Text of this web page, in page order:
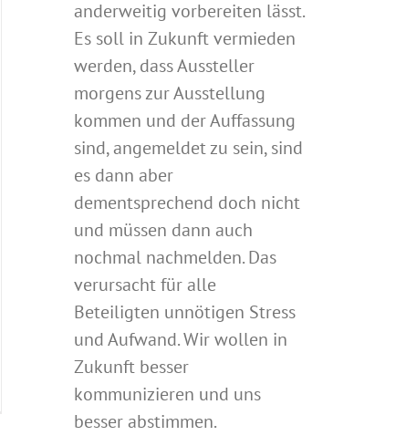
anderweitig vorbereiten lässt.
Es soll in Zukunft vermieden
werden, dass Aussteller
morgens zur Ausstellung
kommen und der Auffassung
sind, angemeldet zu sein, sind
es dann aber
dementsprechend doch nicht
und müssen dann auch
nochmal nachmelden. Das
verursacht für alle
Beteiligten unnötigen Stress
und Aufwand. Wir wollen in
Zukunft besser
kommunizieren und uns
besser abstimmen.